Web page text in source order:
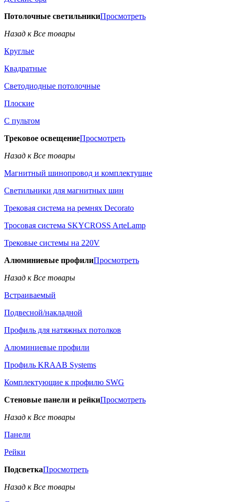
Потолочные светильникиПросмотреть
Назад к Все товары
Круглые
Квадратные
Светодиодные потолочные
Плоские
С пультом
Трековое освещениеПросмотреть
Назад к Все товары
Магнитный шинопровод и комплектущие
Светильники для магнитных шин
Трековая система на ремнях Decorato
Тросовая система SKYCROSS ArteLamp
Трековые системы на 220V
Алюминиевые профилиПросмотреть
Назад к Все товары
Встраиваемый
Подвесной/накладной
Профиль для натяжных потолков
Алюминиевые профили
Профиль KRAAB Systems
Комплектующие к профилю SWG
Стеновые панели и рейкиПросмотреть
Назад к Все товары
Панели
Рейки
ПодсветкаПросмотреть
Назад к Все товары